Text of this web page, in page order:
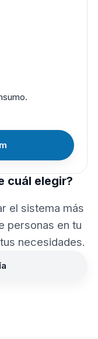
cuál elegir?
el sistema más
personas en tu
necesidades.